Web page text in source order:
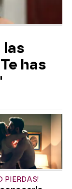
las
has
PIERDAS!